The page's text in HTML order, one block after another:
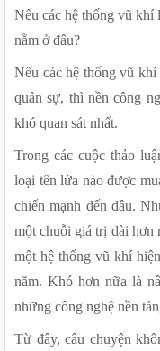
Nếu các hệ thống vũ khí
nằm ở đâu?
Nếu các hệ thống vũ khí
quân sự, thì nền công
khó quan sát nhất.
Trong các cuộc thảo
loại tên lửa nào được
chiến mạnh đến đâu.
một chuỗi giá trị dài hơn
một hệ thống vũ khí
năm. Khó hơn nữa là
những công nghệ nền
Từ đây, câu chuyện